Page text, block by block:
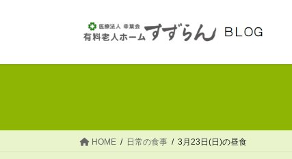
HOME 日常の食事 3月23日(日)の昼食